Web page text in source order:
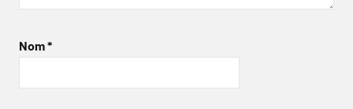
Nom*